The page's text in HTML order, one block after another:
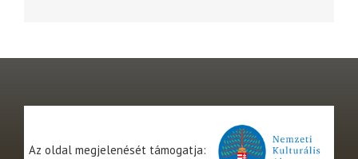
Az oldal megjelenését támogatja: